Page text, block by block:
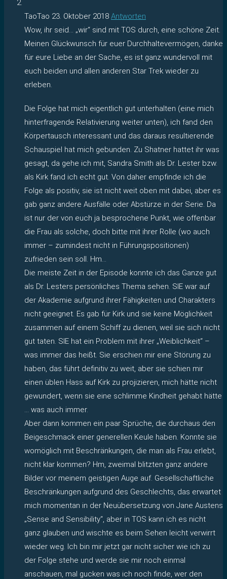
TaoTao 23. Oktober 2018 Antworten
Wow, ihr seid… „wir“ sind mit TOS durch, eine schöne Zeit.
Meinen Glückwunsch für euer Durchhaltevermögen, danke
für eure Liebe an der Sache, es ist ganz wundervoll mit
euch beiden und allen anderen Star Trek wieder zu
erleben.
Die Folge hat mich eigentlich gut unterhalten (eine mich
hinterfragende Relativierung weiter unten), ich fand den
Körpertausch interessant und das daraus resultierende
Schauspiel hat mich gebunden. Zu Shatner hattet ihr was
gesagt, da gehe ich mit, Sandra Smith als Dr. Lester bzw.
als Kirk fand ich echt gut. Von daher empfinde ich die
Folge als positiv, sie ist nicht weit oben mit dabei, aber es
gab ganz andere Ausfälle oder Abstürze in der Serie. Da
ist nur der von euch ja besprochene Punkt, wie offenbar
die Frau als solche, doch bitte mit ihrer Rolle (wo auch
immer – zumindest nicht in Führungspositionen)
zufrieden sein soll. Hm…
Die meiste Zeit in der Episode konnte ich das Ganze gut
als Dr. Lesters persönliches Thema sehen. SIE war auf
der Akademie aufgrund ihrer Fähigkeiten und Charakters
nicht geeignet. Es gab für Kirk und sie keine Möglichkeit
zusammen auf einem Schiff zu dienen, weil sie sich nicht
gut taten. SIE hat ein Problem mit ihrer „Weiblichkeit“ –
was immer das heißt. Sie erschien mir eine Störung zu
haben, das führt definitiv zu weit, aber sie schien mir
einen üblen Hass auf Kirk zu projizieren, mich hätte nicht
gewundert, wenn sie eine schlimme Kindheit gehabt hätte
… was auch immer.
Aber dann kommen ein paar Sprüche, die durchaus den
Beigeschmack einer generellen Keule haben. Konnte sie
womöglich mit Beschränkungen, die man als Frau erlebt,
nicht klar kommen? Hm, zweimal blitzten ganz andere
Bilder vor meinem geistigen Auge auf. Gesellschaftliche
Beschränkungen aufgrund des Geschlechts, das erwartet
mich momentan in der Neuübersetzung von Jane Austens
„Sense and Sensibility“, aber in TOS kann ich es nicht
ganz glauben und wischte es beim Sehen leicht verwirrt
wieder weg. Ich bin mir jetzt gar nicht sicher wie ich zu
der Folge stehe und werde sie mir noch einmal
anschauen, mal gucken was ich noch finde, wer den